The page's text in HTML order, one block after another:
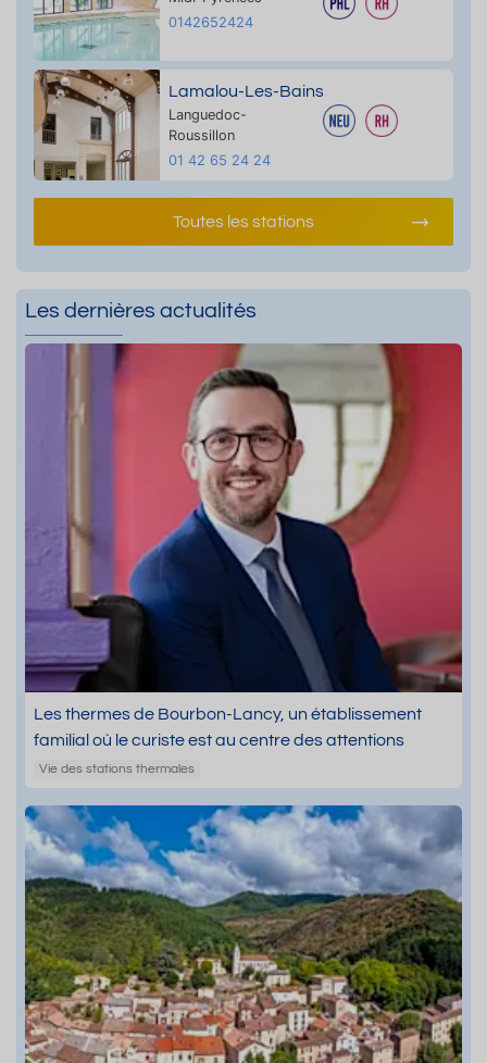
0142652424
Lamalou-Les-Bains
Languedoc-
Roussillon
01 42 65 24 24
Toutes les stations
Les dernières actualités
Les thermes de Bourbon-Lancy, un établissement
familial où le curiste est au centre des attentions
Vie des stations thermales